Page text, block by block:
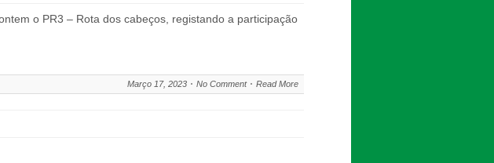
o PR3 – Rota dos cabeços, registando a participação
Março 17, 2023 No Comment Read More